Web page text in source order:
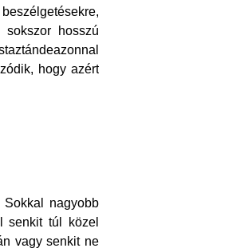
hosszú
hogy azért
nagyobb
senkit túl közel
vagy senkit ne